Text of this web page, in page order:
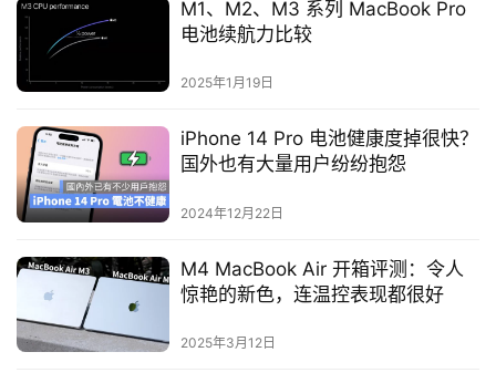
M1、M2、M3 系列 MacBook Pro
电池续航力比较
2025年1月19日
iPhone 14 Pro 电池健康度掉很快？
国外也有大量用户纷纷抱怨
2024年12月22日
M4 MacBook Air 开箱评测：令人
惊艳的新色，连温控表现都很好
2025年3月12日